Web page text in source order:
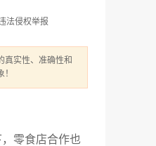
法侵权举报
真实性、准确性和
零食店合作也